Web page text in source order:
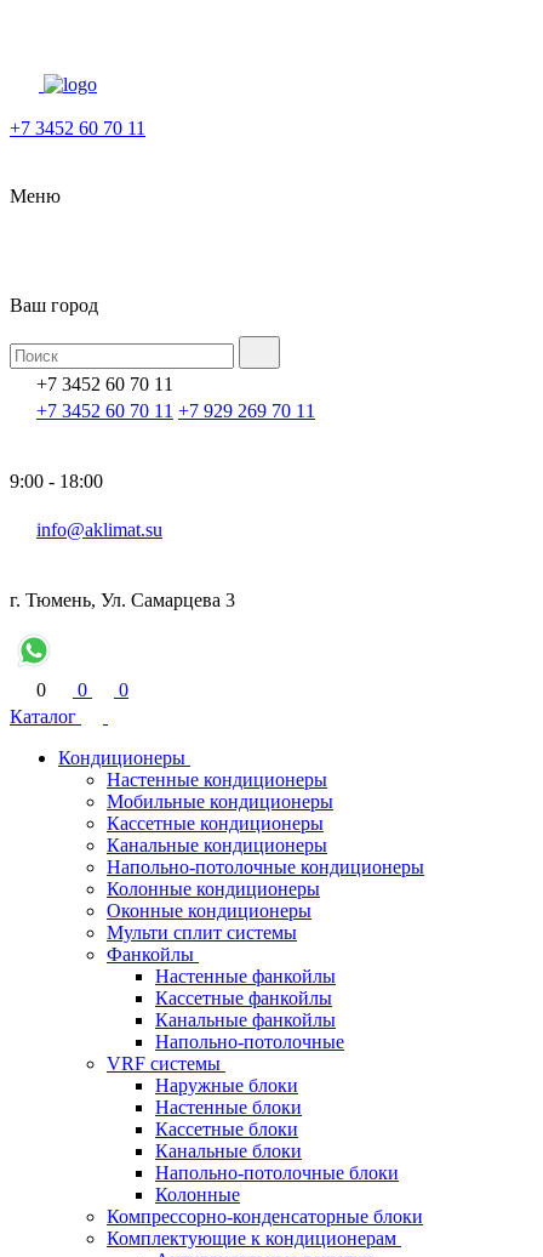
+7 3452 60 70 11
Меню
Ваш город
+7 3452 60 70 11
+7 3452 60 70 11 +7 929 269 70 11
9:00 - 18:00
info@aklimat.su
г. Тюмень, Ул. Самарцева 3
0 0
0
Каталог
Кондиционеры
Настенные кондиционеры
Мобильные кондиционеры
Кассетные кондиционеры
Канальные кондиционеры
Напольно-потолочные кондиционеры
Колонные кондиционеры
Оконные кондиционеры
Мульти сплит системы
Фанкойлы
Настенные фанкойлы
Кассетные фанкойлы
Канальные фанкойлы
Напольно-потолочные
VRF системы
Наружные блоки
Настенные блоки
Кассетные блоки
Канальные блоки
Напольно-потолочные блоки
Колонные
Компрессорно-конденсаторные блоки
Комплектующие к кондиционерам